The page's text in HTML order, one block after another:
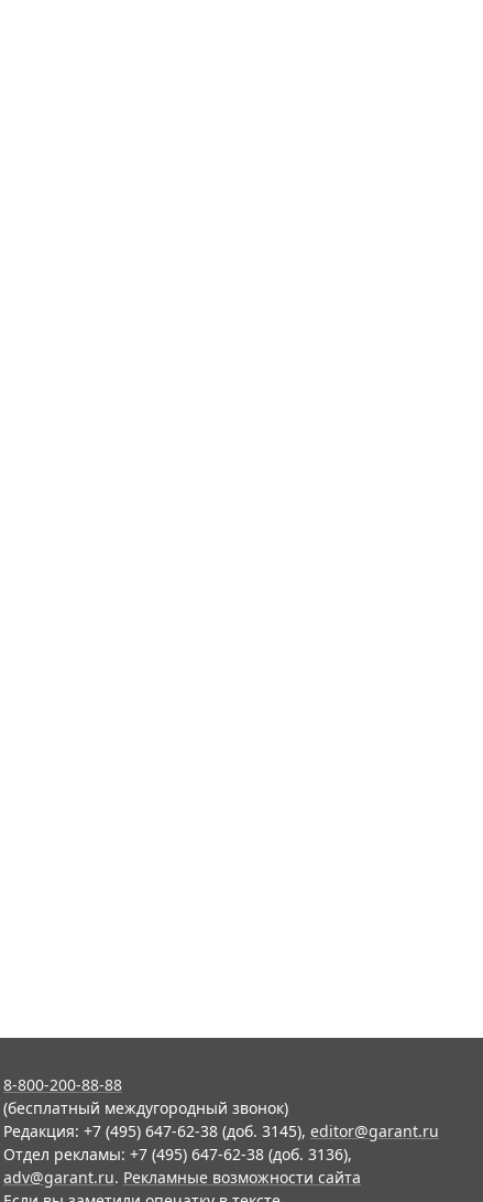
8-800-200-88-88
(бесплатный междугородный звонок)
Редакция: +7 (495) 647-62-38 (доб. 3145), editor@garant.ru
Отдел рекламы: +7 (495) 647-62-38 (доб. 3136),
adv@garant.ru. Рекламные возможности сайта